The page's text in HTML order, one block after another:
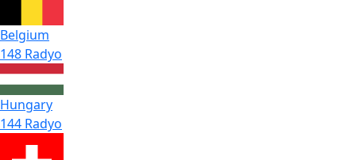
Belgium
148 Radyo
Hungary
144 Radyo